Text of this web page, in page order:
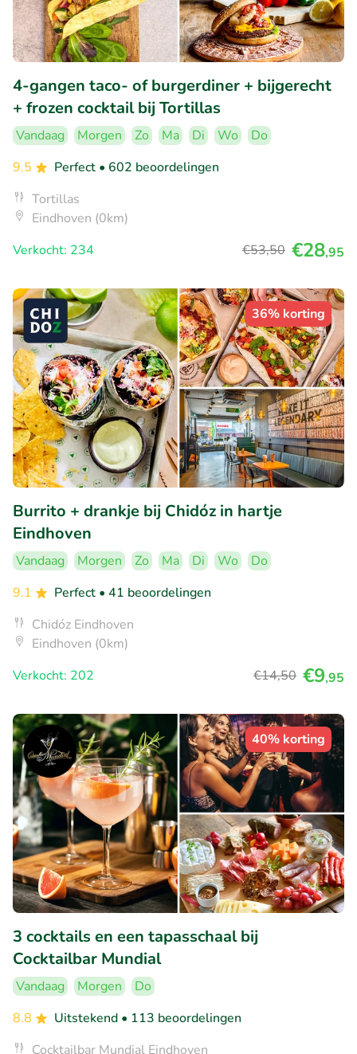
4-gangen taco- of burgerdiner + bijgerecht
+ frozen cocktail bij Tortillas
Vandaag Morgen Zo Ma Di Wo
Do
9.5
Perfect • 602 beoordelingen
Tortillas
Eindhoven (0km)
Verkocht: 234
€53,50 €28,95
36% korting
Burrito + drankje bij Chidóz in hartje
Eindhoven
Vandaag Morgen Zo Ma Di Wo
Do
9.1
Perfect • 41 beoordelingen
Chidóz Eindhoven
Eindhoven (0km)
Verkocht: 202
€14,50 €9,95
40% korting
3 cocktails en een tapasschaal bij
Cocktailbar Mundial
Vandaag Morgen
Do
8.8
Uitstekend • 113 beoordelingen
Cocktailbar Mundial Eindhoven